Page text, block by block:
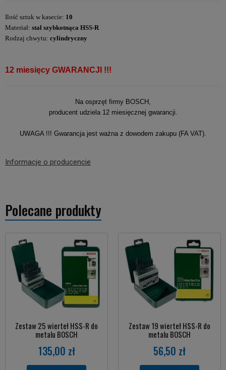
Ilość sztuk w kasecie: 10
Materiał: stal szybkotnąca HSS-R
Rodzaj chwytu: cylindryczny
12 miesięcy GWARANCJI !!!
Na osprzęt firmy BOSCH,
producent udziela 12 miesięcznej gwarancji.
UWAGA !!! Gwarancja jest ważna z dowodem zakupu (FA VAT).
Informacje o producencie
Polecane produkty
Zestaw 25 wierteł HSS-R do
metalu BOSCH
135,00 zł
Zestaw 19 wierteł HSS-R do
metalu BOSCH
56,50 zł